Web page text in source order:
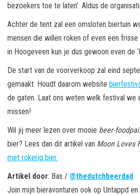
bezoekers toe te laten’. Aldus de
Achter de tent zal een omsloten biertuin
mensen die willen roken of even een frisse
in Hoogeveen kun je dus gewoon even de
De start van de voorverkoop zal eind
gemaakt. Houdt daarom website
de gaten. Laat ons weten welk festival we
missen!
Wil jij meer lezen over mooie beer-
bier? Lees dan dit artikel van Moon Loves
met rokerig bier.
Artikel door: Bas / @thedutchbeerdad
Join mijn bieravonturen ook op Untappd en